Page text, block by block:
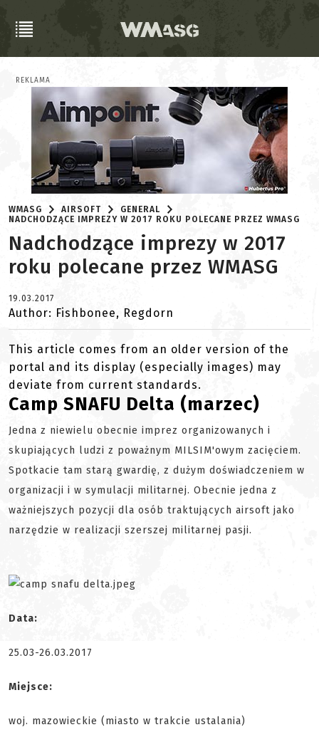
REKLAMA
WMASG AIRSOFT
GENERAL
NADCHODZĄCE IMPREZY W 2017 ROKU POLECANE PRZEZ WMASG
Nadchodzące imprezy w 2017
roku polecane przez WMASG
19.03.2017
Author: Fishbonee, Regdorn
This article comes from an older version of the
portal and its display (especially images) may
deviate from current standards.
Camp SNAFU Delta (marzec)
Jedna z niewielu obecnie imprez organizowanych i
skupiających ludzi z poważnym MILSIM'owym zacięciem.
Spotkacie tam starą gwardię, z dużym doświadczeniem w
organizacji i w symulacji militarnej. Obecnie jedna z
ważniejszych pozycji dla osób traktujących airsoft jako
narzędzie w realizacji szerszej militarnej pasji.
Data:
25.03-26.03.2017
Miejsce:
woj. mazowieckie (miasto w trakcie ustalania)